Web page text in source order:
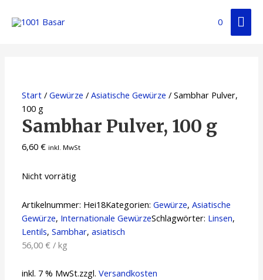
0
Start /Gewürze /Asiatische Gewürze / Sambhar Pulver,
100 g
Sambhar Pulver, 100 g
6,60€ inkl. MwSt
Nicht vorrätig
Artikelnummer: Hei18Kategorien:Gewürze,Asiatische
Gewürze, Internationale GewürzeSchlagwörter: Linsen,
Lentils,Sambhar,asiatisch
56,00€ /kg
inkl. 7 % MwSt.zzgl.Versandkosten